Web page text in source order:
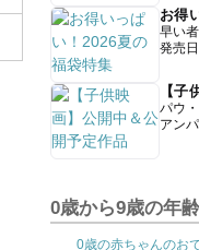
お得
早い
発売
【子
パウ
アン
0歳から9歳の年
0歳の赤ちゃんのお